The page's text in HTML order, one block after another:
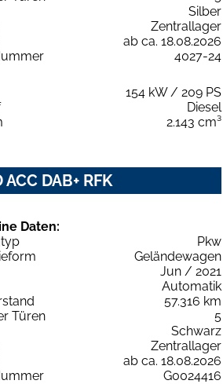
Silber
Zentrallager
ab ca. 18.08.2026
4027-24
154 kW / 209 PS
Diesel
2.143 cm³
DAB+ RFK
Daten:
Pkw
Geländewagen
Jun / 2021
Automatik
57.316 km
Türen
5
Schwarz
Zentrallager
ab ca. 18.08.2026
G0024416